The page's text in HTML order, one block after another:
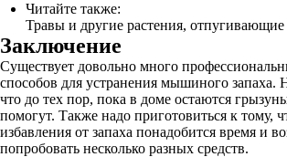
Читайте также:
Травы и другие растения,
Заключение
Существует довольно много
способов для устранения мышиного запаха.
что до тех пор, пока в доме остаются
помогут. Также надо приготовиться к тому,
избавления от запаха понадобится время и
попробовать несколько разных средств.